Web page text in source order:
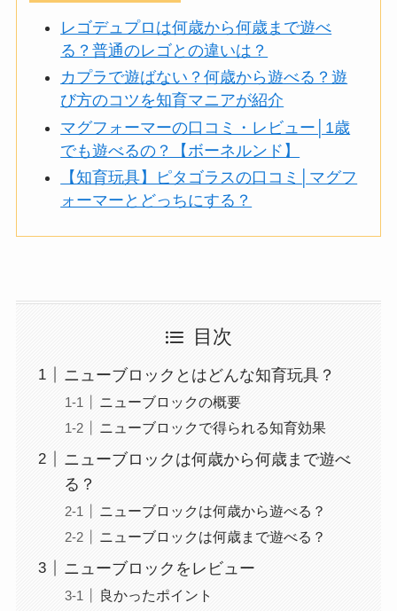
レゴデュプロは何歳から何歳まで遊べ
る？普通のレゴとの違いは？
カプラで遊ばない？何歳から遊べる？遊
び方のコツを知育マニアが紹介
マグフォーマーの口コミ・レビュー│1歳
でも遊べるの？【ボーネルンド】
【知育玩具】ピタゴラスの口コミ│マグフ
ォーマーとどっちにする？
目次
ニューブロックとはどんな知育玩具？
ニューブロックの概要
ニューブロックで得られる知育効果
ニューブロックは何歳から何歳まで遊べ
る？
ニューブロックは何歳から遊べる？
ニューブロックは何歳まで遊べる？
ニューブロックをレビュー
良かったポイント